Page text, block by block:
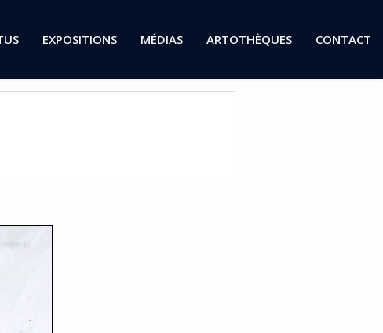
EXPOSITIONS MÉDIAS ARTOTHÈQUES CONTACT